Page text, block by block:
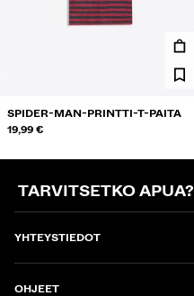
SPIDER-MAN-PRINTTI-T-PAITA
19,99 €
TARVITSETKO APUA?
YHTEYSTIEDOT
OHJEET